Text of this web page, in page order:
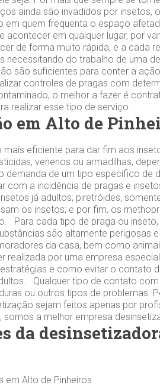
ainda são invadidos por insetos,
em quem frequenta o espaço
acontecer em qualquer lugar, por
de forma muito rápida, e a cada
necessitando do trabalho de uma
são suficientes para conter a
controles de pragas com
o melhor a fazer é
realizar esse tipo de serviço.
em Alto de
eficiente para dar fim aos
venenos ou armadilhas,
demanda de um tipo específico de
com a incidência de pragas e
já adultos; piretróides,
os insetos; e por fim, os
Para cada tipo de praga ou
são altamente perigosas
da casa, bem como
realizada por uma empresa
e como evitar o contato
Qualquer tipo de contato
ou outros tipos de problemas.
sejam feitos apenas por
a melhor empresa
da
em Alto de Pinheiros‎